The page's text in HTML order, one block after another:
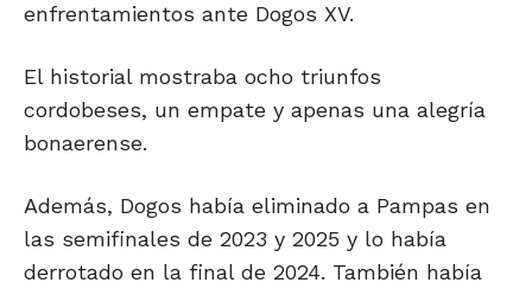
enfrentamientos ante Dogos XV.
El historial mostraba ocho triunfos
cordobeses, un empate y apenas una alegría
bonaerense.
Además, Dogos había eliminado a Pampas en
las semifinales de 2023 y 2025 y lo había
derrotado en la final de 2024. También había